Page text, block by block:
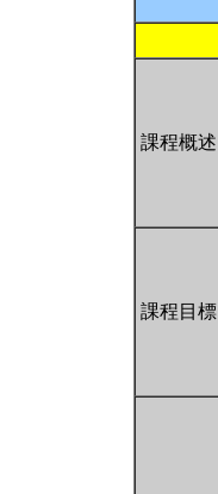
課程概述
課程目標